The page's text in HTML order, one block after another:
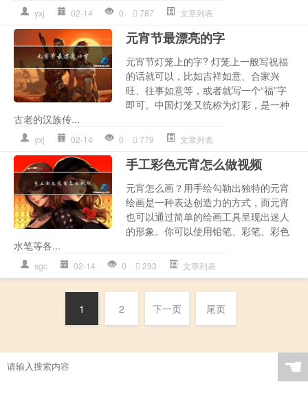
yxj 02-14 0 787 文章列表
元宵节最漂亮的字
元宵节灯笼上的字? 灯笼上一般写祝福
的话就可以，比如吉祥如意、合家兴
旺、往事如意等，或者就写一个“福”字
即可。中国灯笼又统称为灯彩，是一种
古老的汉族传...
yxj 02-14 0 779 文章列表
手工彩色元宵怎么做视频
元宵怎么画？用手绘勾勒出独特的元宵
绘画是一种表达创造力的方式，而元宵
也可以通过简单的绘画工具呈现出迷人
的形象。你可以使用铅笔、彩笔、彩色
水笔等各...
sgc 02-14 0 293 文章列表
1 2 下一页 尾页
☚